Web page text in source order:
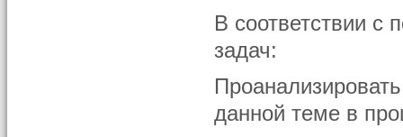
В соответствии с
задач:
данной теме в